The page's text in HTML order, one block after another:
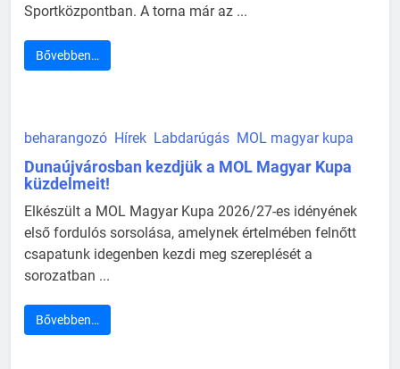
Sportközpontban. A torna már az ...
Bővebben…
beharangozó Hírek Labdarúgás MOL magyar kupa
Dunaújvárosban kezdjük a MOL Magyar Kupa
küzdelmeit!
Elkészült a MOL Magyar Kupa 2026/27-es idényének
első fordulós sorsolása, amelynek értelmében felnőtt
csapatunk idegenben kezdi meg szereplését a
sorozatban ...
Bővebben…